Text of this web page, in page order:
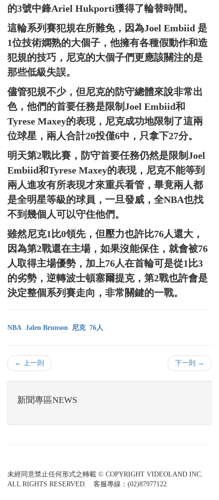
的3號中鋒Ariel Hukporti獲得了輪替時間。
這輪系列賽犯規在所難免，因為Joel Embiid 是
1位技術嫻熟的大個子，他擁有各種假動作和造
犯規的技巧，尼克的大個子們更應該關注的是
那些低級失誤。
儘管犯規不少，但尼克的防守總體來說非常出
色，他們的首要任務是限制Joel Embiid和
Tyrese Maxey的表現，尼克成功地限制了這兩
位球星，兩人合計20投僅6中，只拿下27分。
明天第2戰比賽，防守首要任務仍然是限制Joel
Embiid和Tyrese Maxey的表現，尼克不能等到
兩人進攻有所表現才來重兵看管，畢竟兩人都
是全明星等級的球員，一旦發威，全NBA也找
不到幾個人可以守住他們。
雖然尼克1比0領先，但壓力也許比76人還大，
因為第2戰還在主場，如果沒能保住，就會被76
人取得主場優勢，加上76人在首輪可是從1比3
的劣勢，逆轉波士頓塞爾提克，第2戰也許會是
決定整個系列賽走向，非常關鍵的一戰。
NBA Jalen Brunson 尼克 76人
← 上一則 下一則 →
新聞專區NEWS
未經同意禁止任何形式之轉載 © COPYRIGHT VIDEOLAND INC.
ALL RIGHTS RESERVED. 客服專線：(02)87977122